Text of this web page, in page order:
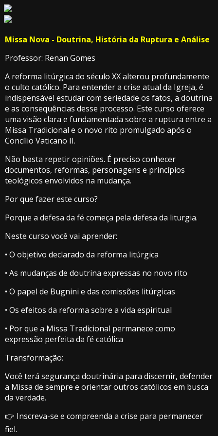
Missa Nova - Doutrina, História da Ruptura e Análise
Professor: Renan Gomes
A reforma litúrgica do século XX alterou profundamente
o culto católico. Para entender a crise atual da Igreja, é
indispensável estudar com seriedade os fatos, a doutrina
e as consequências desse processo. Este curso oferece
uma visão clara e fundamentada sobre a ruptura entre a
Missa Tradicional e o novo rito promulgado após o
Concílio Vaticano II.
Não basta repetir opiniões. É preciso conhecer
documentos, reformas, personagens e princípios
teológicos envolvidos na mudança.
Por que fazer este curso?
Porque a defesa da fé começa pela defesa da liturgia.
Neste curso você vai aprender:
• O objetivo declarado da reforma litúrgica
• As mudanças de doutrina expressas no novo rito
• O papel de Bugnini e das comissões litúrgicas
• Os efeitos da reforma sobre a vida espiritual
• Por que a Missa Tradicional permanece como
expressão perfeita da fé católica
Transformação:
Você terá segurança doutrinária para discernir, defender
a Missa de sempre e orientar outros católicos em busca
da verdade.
👉 Inscreva-se e compreenda a crise para permanecer
fiel.